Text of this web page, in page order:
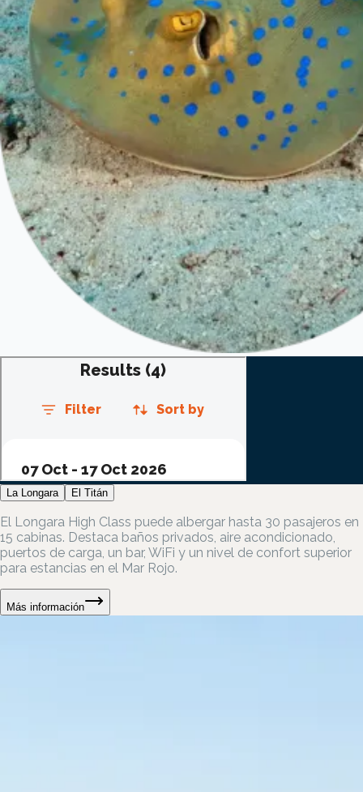
La Longara El Titán
El Longara High Class puede albergar hasta 30 pasajeros en
15 cabinas. Destaca baños privados, aire acondicionado,
puertos de carga, un bar, WiFi y un nivel de confort superior
para estancias en el Mar Rojo.
Más información